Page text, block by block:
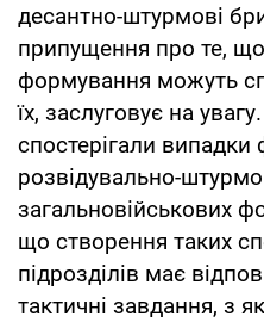
десантно-штурмові
припущення про те, що
формування можуть
їх, заслуговує на
спостерігали
розвідувально-
загальновійськових
що створення таких
підрозділів має
тактичні завдання, з